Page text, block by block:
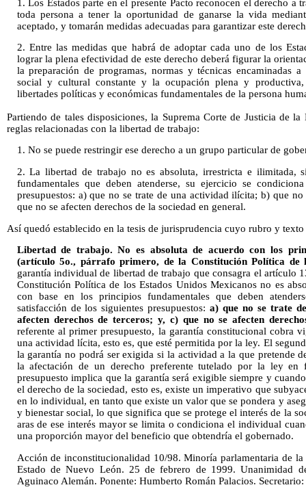
1. Los Estados parte en el presente Pacto reconocen el derecho a
toda persona a tener la oportunidad de ganarse la vida
aceptado, y tomarán medidas adecuadas para garantizar este
2. Entre las medidas que habrá de adoptar cada uno de los
lograr la plena efectividad de este derecho deberá figurar la
la preparación de programas, normas y técnicas encaminadas
social y cultural constante y la ocupación plena y
libertades políticas y económicas fundamentales de la persona
Partiendo de tales disposiciones, la Suprema Corte de Justicia de la
reglas relacionadas con la libertad de trabajo:
1. No se puede restringir ese derecho a un grupo particular de
2. La libertad de trabajo no es absoluta, irrestricta e ilimitada,
fundamentales que deben atenderse, su ejercicio se
presupuestos: a) que no se trate de una actividad ilícita; b) que
que no se afecten derechos de la sociedad en general.
Así quedó establecido en la tesis de jurisprudencia cuyo rubro y
Libertad de trabajo. No es absoluta de acuerdo con los
(artículo 5o., párrafo primero, de la Constitución Política de
garantía individual de libertad de trabajo que consagra el artículo
Constitución Política de los Estados Unidos Mexicanos no es
con base en los principios fundamentales que deben
satisfacción de los siguientes presupuestos:a) que no se trate
afecten derechos de terceros; y, c) que no se afecten
referente al primer presupuesto, la garantía constitucional cobra
una actividad lícita, esto es, que esté permitida por la ley. El
la garantía no podrá ser exigida si la actividad a la que pretende
la afectación de un derecho preferente tutelado por la ley en
presupuesto implica que la garantía será exigible siempre y
el derecho de la sociedad, esto es, existe un imperativo que
en lo individual, en tanto que existe un valor que se pondera y
y bienestar social, lo que significa que se protege el interés de la
aras de ese interés mayor se limita o condiciona el individual
una proporción mayor del beneficio que obtendría el gobernado.
Acción de inconstitucionalidad 10/98. Minoría parlamentaria de
Estado de Nuevo León. 25 de febrero de 1999. Unanimidad
Aguinaco Alemán. Ponente: Humberto Román Palacios.